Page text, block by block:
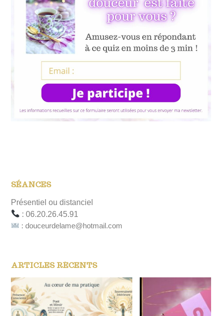
SÉANCES
Présentiel ou distanciel
: 06.20.26.45.91
: douceurdelame@hotmail.com
ARTICLES RÉCENTS